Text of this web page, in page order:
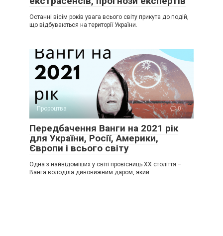
Останні вісім років увага всього світу прикута до подій,
що відбуваються на території України.
Пророцтва 0
Передбачення Ванги на 2021 рік
для України, Росії, Америки,
Європи і всього світу
Одна з найвідоміших у світі провісниць XX століття –
Ванга володіла дивовижним даром, який